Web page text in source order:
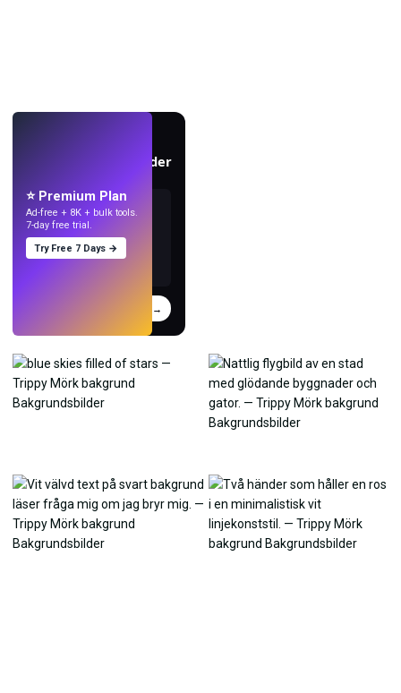
Skapa bakgrundsbilder
Prova →
⭐ Premium Plan
Ad-free + 8K + bulk tools.
7-day free trial.
Try Free 7 Days →